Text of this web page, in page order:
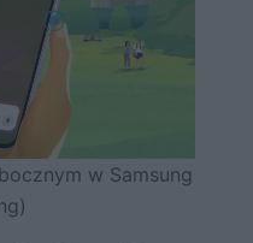
w Samsung